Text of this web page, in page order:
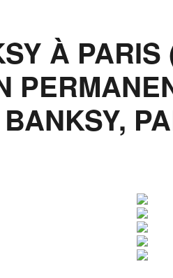
À
BANKSY,